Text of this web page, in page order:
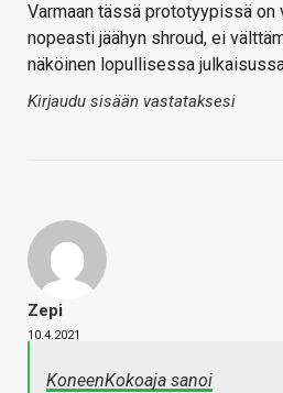
Varmaan tässä prototyypissä on
nopeasti jäähyn shroud, ei
näköinen lopullisessa
Kirjaudu sisään vastataksesi
Zepi
10.4.2021
KoneenKokoaja sanoi